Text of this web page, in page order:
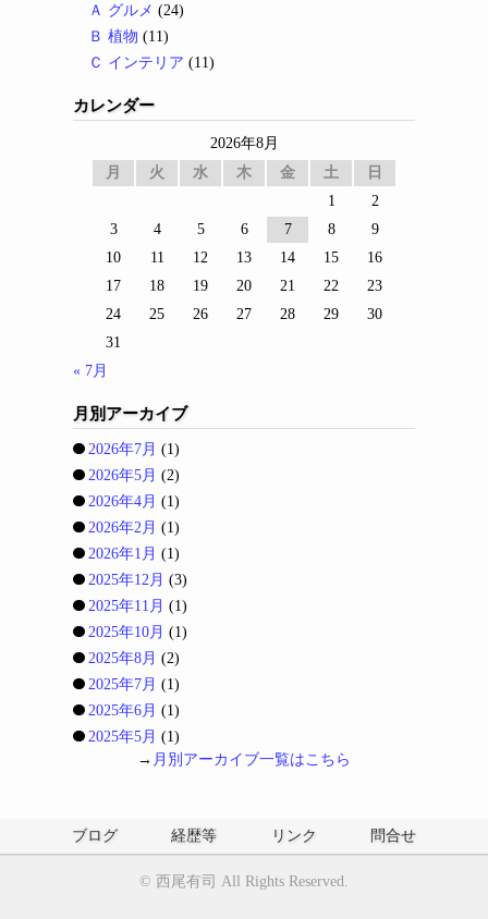
Ａ グルメ (24)
Ｂ 植物 (11)
Ｃ インテリア (11)
カレンダー
2026年8月
月
火 水 木 金 土
日
1
2
3
4 5 6 7 8
9
10
11 12 13 14 15
16
17
18 19 20 21 22
23
24
25 26 27 28 29
30
31
« 7月
月別アーカイブ
2026年7月 (1)
2026年5月 (2)
2026年4月 (1)
2026年2月 (1)
2026年1月 (1)
2025年12月 (3)
2025年11月 (1)
2025年10月 (1)
2025年8月 (2)
2025年7月 (1)
2025年6月 (1)
2025年5月 (1)
→ 月別アーカイブ一覧はこちら
ブログ 経歴等 リンク 問合せ
© 西尾有司 All Rights Reserved.